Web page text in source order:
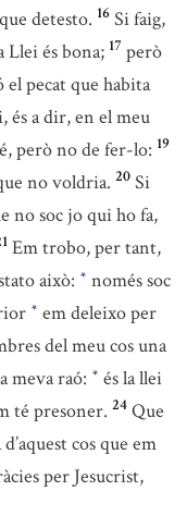
detesto. 16 Si faig,
Llei és bona; 17 però
el pecat que habita
és a dir, en el meu
però no de fer-lo: 19
no voldria. 20 Si
no soc jo qui ho fa,
Em trobo, per tant,
això: * només soc
* em deleixo per
del meu cos una
meva raó: * és la llei
té presoner. 24 Que
cos que em
per Jesucrist,